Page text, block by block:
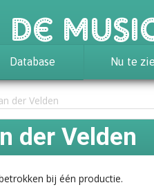
De
Database
Achtergrond
Awards
Statistieken
Nu te
der Velden
der Velden
bij één productie.